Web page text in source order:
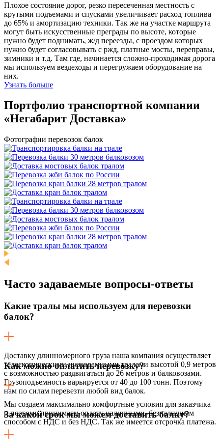
Плохое состояние дорог, резко пересеченная местность с
крутыми подъемами и спусками увеличивает расход топлива
до 65% и амортизацию техники. Так же на участке маршрута
могут быть искусственные преграды по высоте, которые
нужно будет поднимать, ж/д переезды, с проездом которых
нужно будет согласовывать с ржд, платные мосты, переправы,
зимники и т.д. Там где, начинается сложно-проходимая дорога
мы используем вездеходы и перегружаем оборудование на
них.
Узнать больше
Портфолио транспортной компании
«Негабарит Доставка»
Фотографии перевозок балок
Часто задаваемые вопросы-ответы
Какие тралы мы используем для перевозки
балок?
Доставку длинномерного груза наша компания осуществляет
телескопическими низкорамными тралами высотой 0,9 метров
с возможностью раздвигаться до 26 метров и балковозами.
Грузоподъемность варьируется от 40 до 100 тонн. Поэтому
нам по силам перевезти любой вид балок.
Как можно оплатить перевозку?
Мы создаем максимально комфортные условия для заказчика
и поэтому принимаем оплату наличными, безналичным
способом с НДС и без НДС. Так же имеется отсрочка платежа.
За какой срок мы можем доставить балку?